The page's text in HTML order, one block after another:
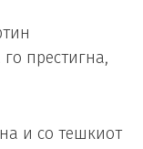
престигна,
и со тешкиот